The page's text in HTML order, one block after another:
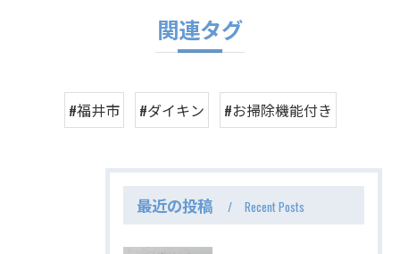
関連タグ
#福井市 #ダイキン #お掃除機能付き
最近の投稿 Recent Posts